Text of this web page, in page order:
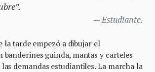
Estudiante.
la tarde empezó a dibujar el
banderines guinda, mantas y carteles
demandas estudiantiles. La marcha la